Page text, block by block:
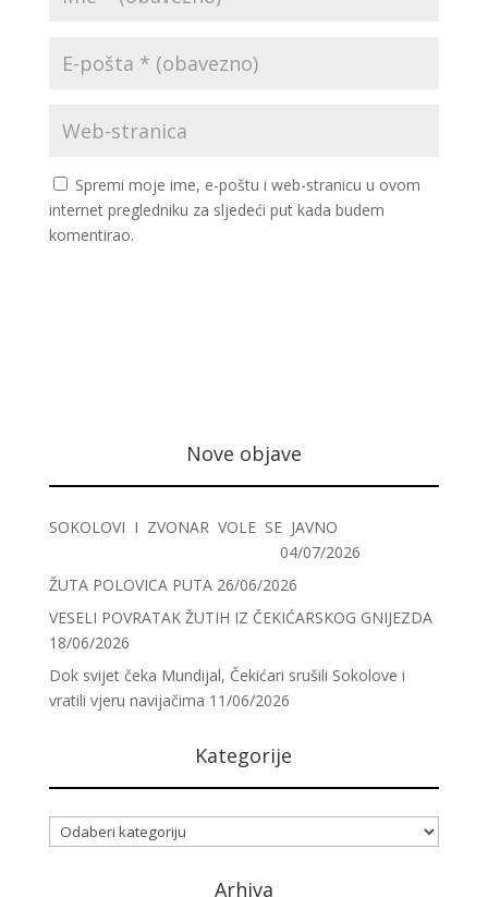
Spremi moje ime, e-poštu i web-stranicu u ovom
internet pregledniku za sljedeći put kada budem
komentirao.
Nove objave
SOKOLOVI I ZVONAR VOLE SE JAVNO
04/07/2026
ŽUTA POLOVICA PUTA 26/06/2026
VESELI POVRATAK ŽUTIH IZ ČEKIĆARSKOG GNIJEZDA
18/06/2026
Dok svijet čeka Mundijal, Čekićari srušili Sokolove i
vratili vjeru navijačima 11/06/2026
Kategorije
Kategorije
Arhiva